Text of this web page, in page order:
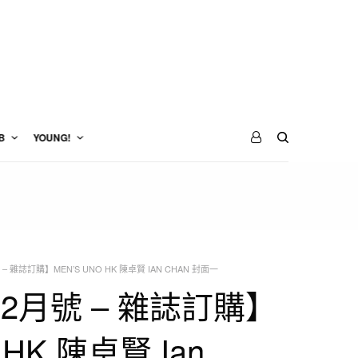
YOUNG!
雜誌訂購】MEN’S UNO HK 陳卓賢 IAN CHAN 封面一
號 – 雜誌訂購】